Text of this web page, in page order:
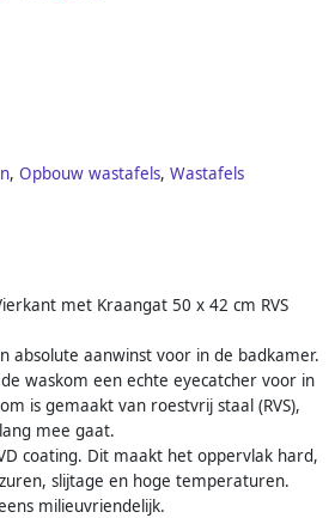
, Opbouw wastafels, Wastafels
met Kraangat 50 x 42 cm RVS
absolute aanwinst voor in de badkamer.
waskom een echte eyecatcher voor in
is gemaakt van roestvrij staal (RVS),
mee gaat.
coating. Dit maakt het oppervlak hard,
slijtage en hoge temperaturen.
milieuvriendelijk.